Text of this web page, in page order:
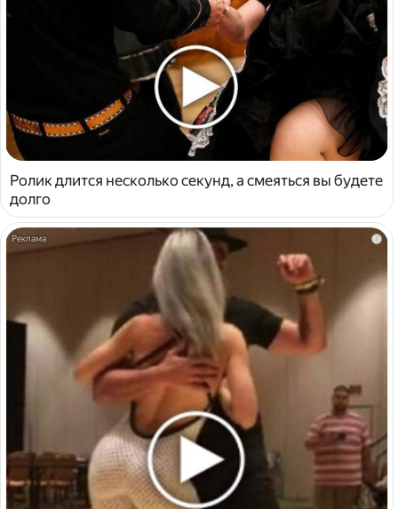
Ролик длится несколько секунд, а смеяться вы будете
долго
i